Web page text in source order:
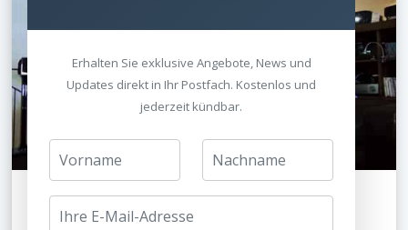
Heimkinoraum Nikosia, Zypern
Erhalten Sie exklusive Angebote, News und
Updates direkt in Ihr Postfach. Kostenlos und
jederzeit kündbar.